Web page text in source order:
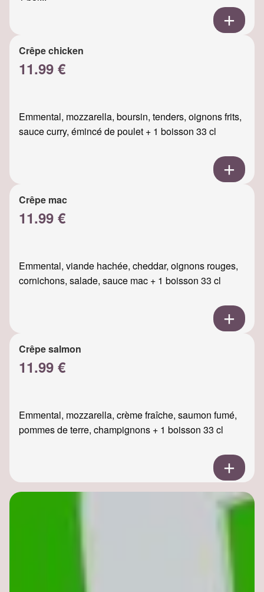
Crêpe chicken
11.99 €
Emmental, mozzarella, boursin, tenders, oignons frits,
sauce curry, émincé de poulet + 1 boisson 33 cl
Crêpe mac
11.99 €
Emmental, viande hachée, cheddar, oignons rouges,
cornichons, salade, sauce mac + 1 boisson 33 cl
Crêpe salmon
11.99 €
Emmental, mozzarella, crème fraîche, saumon fumé,
pommes de terre, champignons + 1 boisson 33 cl